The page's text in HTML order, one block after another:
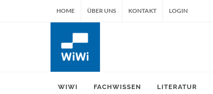
HOME ÜBER UNS KONTAKT LOGIN
WIWI FACHWISSEN LITERATUR